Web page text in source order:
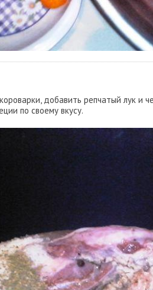
добавить репчатый лук и
по своему вкусу.